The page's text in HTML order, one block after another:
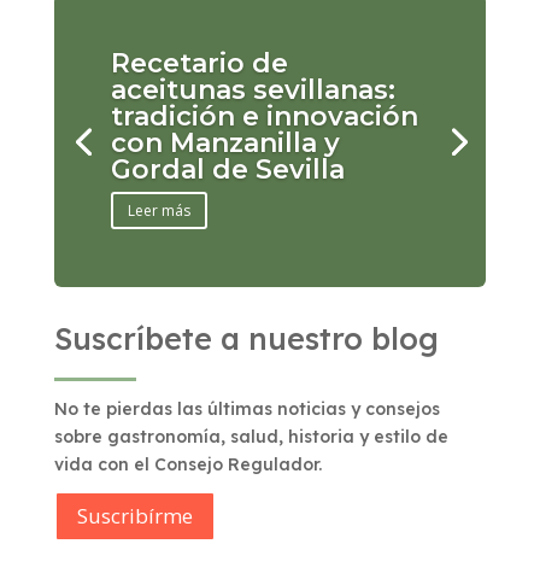
Recetario de
aceitunas sevillanas:
tradición e innovación
con Manzanilla y
Gordal de Sevilla
Leer más
Suscríbete a nuestro blog
No te pierdas las últimas noticias y consejos
sobre gastronomía, salud, historia y estilo de
vida con el Consejo Regulador.
Suscribírme